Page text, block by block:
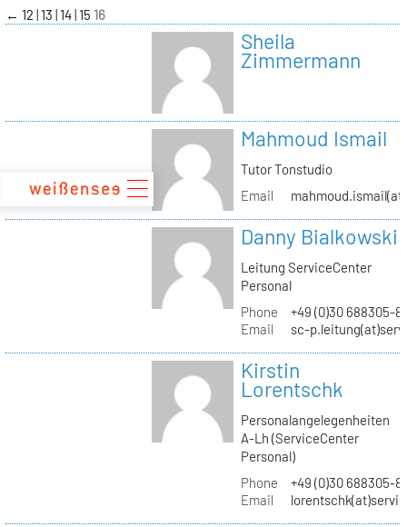
zum
Inhalt
← 12 13 14 15 16
Sheila
Zimmermann
Mahmoud Ismail
Tutor Tonstudio
Email
Danny Bialkowski
Leitung ServiceCenter
Personal
Phone
+49 (0)30 688305-
Email
sc-
Kirstin
Lorentschk
Personalangelegenheiten
A-Lh (ServiceCenter
Personal)
Phone
+49 (0)30 688305-
Email